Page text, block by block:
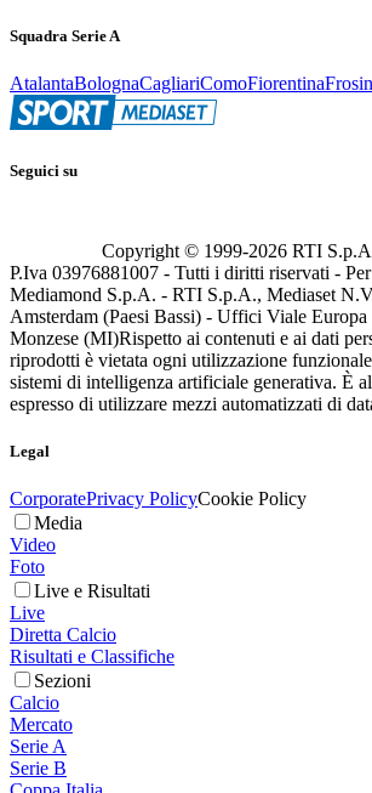
Squadra Serie A
AtalantaBolognaCagliariComoFiorentina
Seguici su
Copyright © 1999-2026 RTI
P.Iva 03976881007 - Tutti i diritti riservati -
Mediamond S.p.A. - RTI S.p.A., Mediaset
Amsterdam (Paesi Bassi) - Uffici Viale
Monzese (MI)Rispetto ai contenuti e ai dati
riprodotti è vietata ogni utilizzazione
sistemi di intelligenza artificiale generativa. È
espresso di utilizzare mezzi automatizzati di
Legal
CorporatePrivacy PolicyCookie Policy
Media
Video
Foto
Live e Risultati
Live
Diretta Calcio
Risultati e Classifiche
Sezioni
Calcio
Mercato
Serie A
Serie B